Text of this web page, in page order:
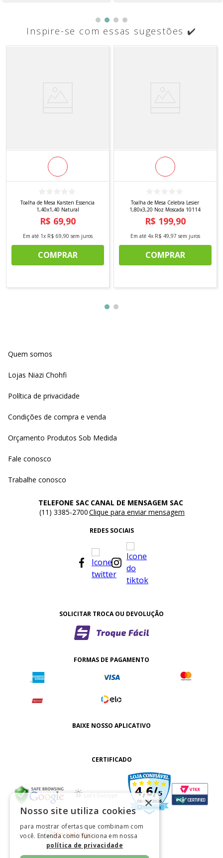
Inspire-se com essas sugestões ✔️
Toalha de Mesa Karsten Essencia
1,40x1,40 Natural
R$ 69,90
Em até 1x R$ 69,90 sem juros
COMPRAR
Toalha de Mesa Celebra Lesier
1,80x3,20 Noz Moscada 10114
R$ 199,90
Em até 4x R$ 49,97 sem juros
COMPRAR
Quem somos
Lojas Niazi Chohfi
Política de privacidade
Condições de compra e venda
Orçamento Produtos Sob Medida
Fale conosco
Trabalhe conosco
TELEFONE SAC
(11) 3385-2700
CANAL DE MENSAGEM SAC
Clique para enviar mensagem
REDES SOCIAIS
SOLICITAR TROCA OU DEVOLUÇÃO
FORMAS DE PAGAMENTO
BAIXE NOSSO APLICATIVO
CERTIFICADO
×
Nosso site utiliza cookies
para mostrar ofertas que combinam com
você. Entenda como funciona em nossa
política de privacidade